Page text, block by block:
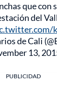
que con
del
de Cali
13,
PUBLICIDAD